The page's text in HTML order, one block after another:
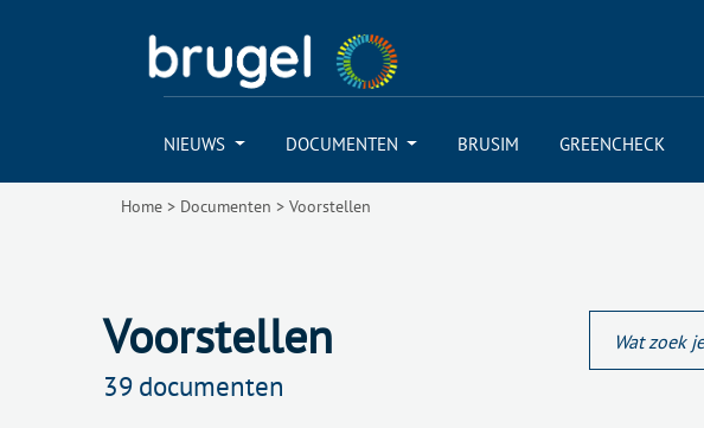
NIEUWS DOCUMENTEN BRUSIM GREENCHECK
Home > Documenten > Voorstellen
Voorstellen
39 documenten